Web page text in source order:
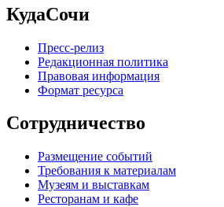
КудаСочи
Пресс-релиз
Редакционная политика
Правовая информация
Формат ресурса
Сотрудничество
Размещение событий
Требования к материалам
Музеям и выставкам
Ресторанам и кафе